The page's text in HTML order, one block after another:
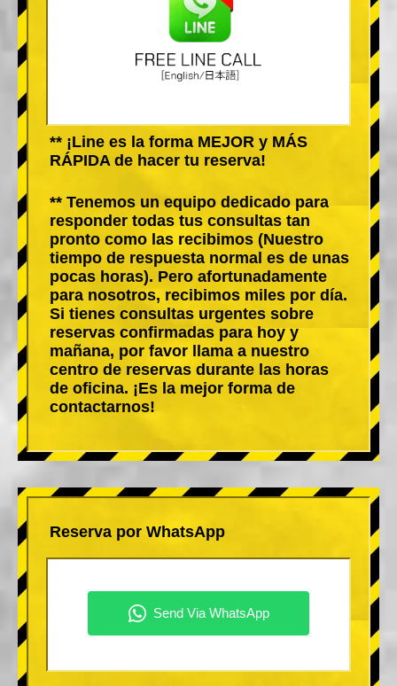
** ¡Line es la forma MEJOR y MÁS
RÁPIDA de hacer tu reserva!
** Tenemos un equipo dedicado para
responder todas tus consultas tan
pronto como las recibimos (Nuestro
tiempo de respuesta normal es de unas
pocas horas). Pero afortunadamente
para nosotros, recibimos miles por día.
Si tienes consultas urgentes sobre
reservas confirmadas para hoy y
mañana, por favor llama a nuestro
centro de reservas durante las horas
de oficina. ¡Es la mejor forma de
contactarnos!
Reserva por WhatsApp